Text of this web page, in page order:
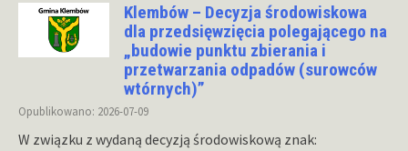
Klembów – Decyzja środowiskowa
dla przedsięwzięcia polegającego na
„budowie punktu zbierania i
przetwarzania odpadów (surowców
wtórnych)”
Opublikowano: 2026-07-09
W związku z wydaną decyzją środowiskową znak: